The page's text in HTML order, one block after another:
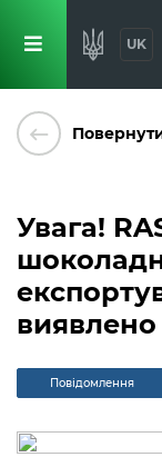
UK
keyboard_backspace
Увага!
Повідомлення